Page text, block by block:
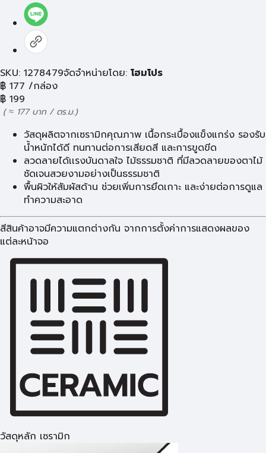
SKU: 1278479จัดจำหน่ายโดย: โฮมโปร
฿ 177 /กล่อง
฿ 199
( ≈ 177 บาท / ตร.ม.)
วัสดุผลิตจากเซรามิกคุณภาพ เนื้อกระเบื้องแข็งแกร่ง รองรับ
น้ำหนักได้ดี ทนทานต่อการเสียดสี และการขูดขีด
ลวดลายได้เเรงบันดาลใจ ไม้ธรรมชาติ ที่มีลวดลายของตาไม้
ชัดเจนสวยงามอย่างเป็นธรรมชาติ
พื้นผิวให้สัมผัสด้าน ช่วยเพิ่มการยึดเกาะ และง่ายต่อการดูแล
ทำความสะอาด
สีสินค้าอาจมีความแตกต่างกัน จากการตั้งค่าการแสดงผลของ
แต่ละหน้าจอ
วัสดุหลัก เซรามิก